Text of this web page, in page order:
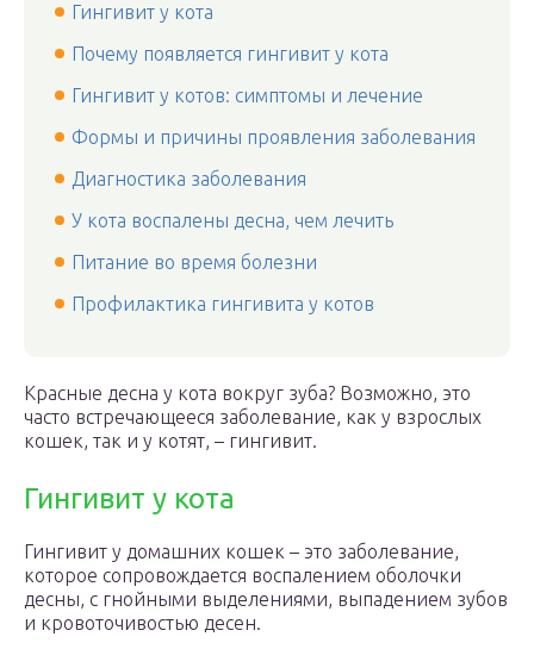
Гингивит у кота
Почему появляется гингивит у кота
Гингивит у котов: симптомы и лечение
Формы и причины проявления заболевания
Диагностика заболевания
У кота воспалены десна, чем лечить
Питание во время болезни
Профилактика гингивита у котов
Красные десна у кота вокруг зуба? Возможно, это
часто встречающееся заболевание, как у взрослых
кошек, так и у котят, – гингивит.
Гингивит у кота
Гингивит у домашних кошек – это заболевание,
которое сопровождается воспалением оболочки
десны, с гнойными выделениями, выпадением зубов
и кровоточивостью десен.